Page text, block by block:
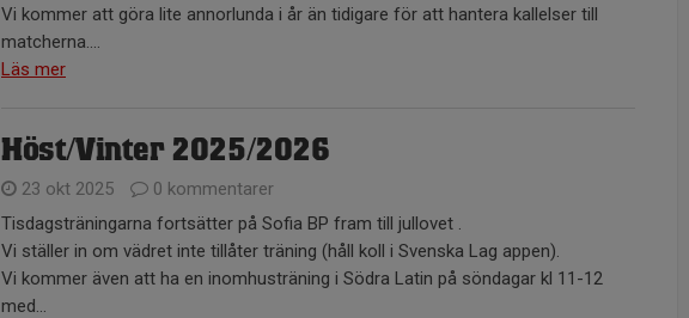
Vi kommer att göra lite annorlunda i år än tidigare för att hantera kallelser till
matcherna....
Läs mer
Höst/Vinter 2025/2026
23 okt 2025
0 kommentarer
Tisdagsträningarna fortsätter på Sofia BP fram till jullovet .
Vi ställer in om vädret inte tillåter träning (håll koll i Svenska Lag appen).
Vi kommer även att ha en inomhusträning i Södra Latin på söndagar kl 11-12
med...